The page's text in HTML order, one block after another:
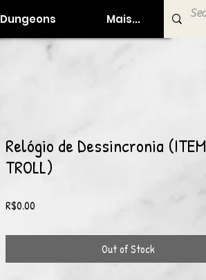
Dungeons Mais...
Relógio de Dessincronia (ITEM
TROLL)
R$0.00
Out of Stock